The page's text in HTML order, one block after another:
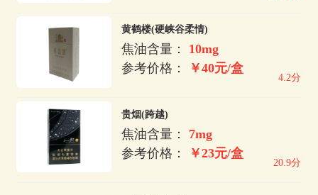
黄鹤楼(硬峡谷柔情)
焦油含量： 10mg
参考价格：
￥40元/盒
4.2分
贵烟(跨越)
焦油含量： 7mg
参考价格：
￥23元/盒
20.9分